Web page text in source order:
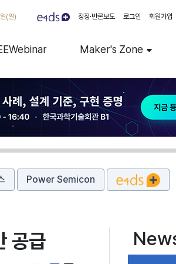
(일) 정정·반론보도 로그인 회원가입
Maker's Zone
Power Semicon
공급